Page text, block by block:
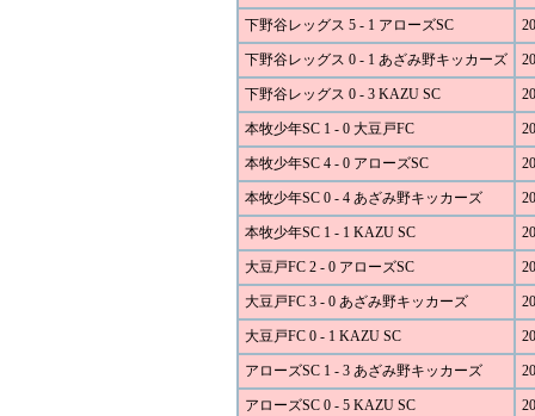
下野谷レッグス 5 - 1 アローズSC
下野谷レッグス 0 - 1 あざみ野キッカーズ
下野谷レッグス 0 - 3 KAZU SC
本牧少年SC 1 - 0 大豆戸FC
本牧少年SC 4 - 0 アローズSC
本牧少年SC 0 - 4 あざみ野キッカーズ
本牧少年SC 1 - 1 KAZU SC
大豆戸FC 2 - 0 アローズSC
大豆戸FC 3 - 0 あざみ野キッカーズ
大豆戸FC 0 - 1 KAZU SC
アローズSC 1 - 3 あざみ野キッカーズ
アローズSC 0 - 5 KAZU SC